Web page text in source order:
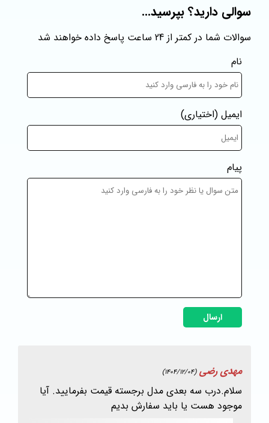
سوالی دارید؟ بپرسید...
سوالات شما در کمتر از 24 ساعت پاسخ داده خواهند شد
نام
ایمیل (اختیاری)
پیام
ارسال
مهدی رضی (1404/12/04)
سلام.درب سه بعدی مدل برجسته قیمت بفرمایید. آیا
موجود هست یا باید سفارش بدیم